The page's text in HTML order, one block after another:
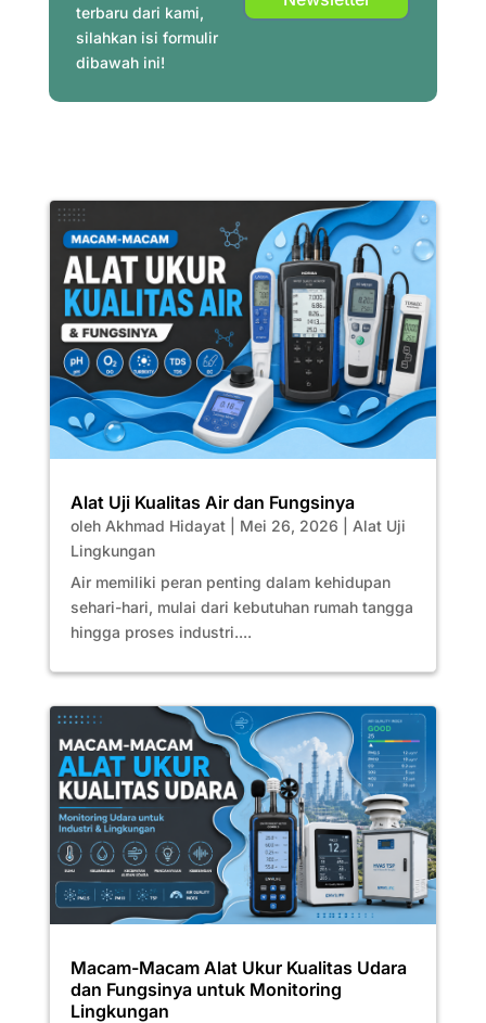
terbaru dari kami,
silahkan isi formulir
dibawah ini!
Alat Uji Kualitas Air dan Fungsinya
oleh Akhmad Hidayat| Mei 26, 2026
Alat Uji
Lingkungan
Air memiliki peran penting dalam kehidupan
sehari-hari, mulai dari kebutuhan rumah tangga
hingga proses industri....
Macam-Macam Alat Ukur Kualitas Udara
dan Fungsinya untuk Monitoring
Lingkungan